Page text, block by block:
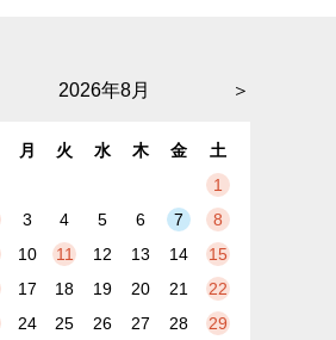
＞
2026年8月
月 火 水 木 金
土
1
3 4 5 6 7
8
10 11 12 13 14
15
17 18 19 20 21
22
24 25 26 27 28 29